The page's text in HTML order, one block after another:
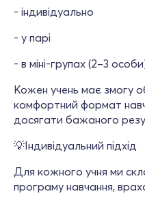
- індивідуально
- у парі
- в міні-групах (2–3
Кожен учень має змогу
комфортний формат
досягати бажаного
💡Індивідуальний підхід
Для кожного учня ми
програму навчання,